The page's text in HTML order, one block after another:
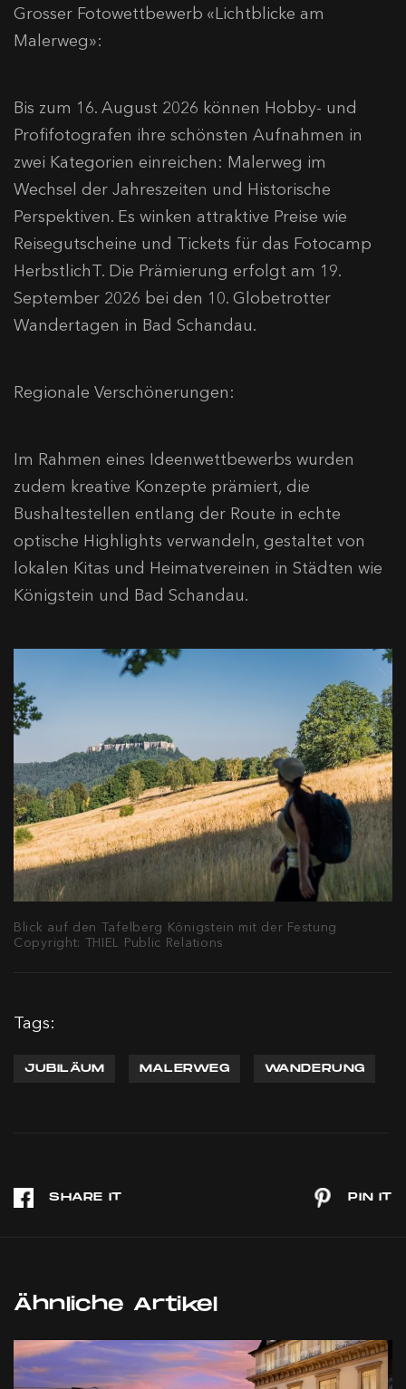
Grosser Fotowettbewerb «Lichtblicke am
Malerweg»:
Bis zum 16. August 2026 können Hobby- und
Profifotografen ihre schönsten Aufnahmen in
zwei Kategorien einreichen: Malerweg im
Wechsel der Jahreszeiten und Historische
Perspektiven. Es winken attraktive Preise wie
Reisegutscheine und Tickets für das Fotocamp
HerbstlichT. Die Prämierung erfolgt am 19.
September 2026 bei den 10. Globetrotter
Wandertagen in Bad Schandau.
Regionale Verschönerungen:
Im Rahmen eines Ideenwettbewerbs wurden
zudem kreative Konzepte prämiert, die
Bushaltestellen entlang der Route in echte
optische Highlights verwandeln, gestaltet von
lokalen Kitas und Heimatvereinen in Städten wie
Königstein und Bad Schandau.
Blick auf den Tafelberg Königstein mit der Festung
Copyright: THIEL Public Relations
Tags:
JUBILÄUM MALERWEG WANDERUNG
Ähnliche Artikel